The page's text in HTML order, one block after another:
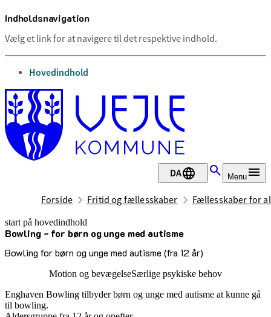
Indholdsnavigation
Vælg et link for at navigere til det respektive indhold.
gå til
Hovedindhold
DA Menu
Forside Fritid og fællesskaber Fællesskaber for
start på hovedindhold
Bowling - for børn og unge med autisme
Bowling for børn og unge med autisme (fra 12 år)
senest opdateret 12. maj 2026
Motion og bevægelseSærlige psykiske behov
Enghaven Bowling tilbyder børn og unge med autisme at kunne gå
til bowling.